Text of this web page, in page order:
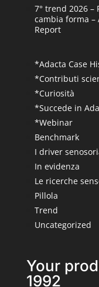
7° trend 2026 –
cambia forma –
Report
*Adacta Case
*Contributi
*Curiosità
*Succede in
*Webinar
Benchmark
I driver
In evidenza
Le ricerche
Pillola
Trend
Uncategorized
Your
1992